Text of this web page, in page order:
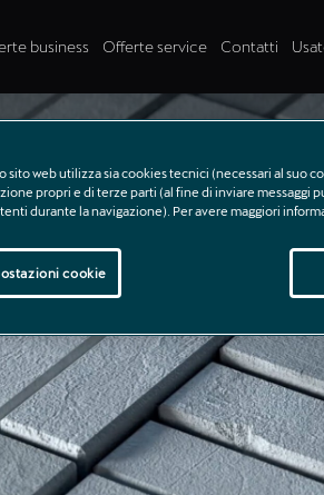
business Offerte service Contatti
sito web utilizza sia cookies tecnici (necessari al suo
propri e di terze parti (al fine di inviare messaggi
durante la navigazione). Per avere maggiori
cookie